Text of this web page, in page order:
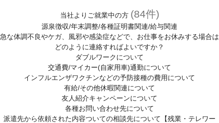
人材派遣のメリット
当社よりご就業中の方 (84件)
源泉徴収/年末調整/各種証明書関連/給与関連
急な体調不良やケガ、風邪や感染症などで、お仕事をお休みする場合は
どのように連絡すればよいですか？
ダブルワークについて
交通費/マイカー(自家用車)通勤について
インフルエンザワクチンなどの予防接種の費用について
有給/その他休暇関連について
友人紹介キャンペーンについて
各種お問い合わせ先について
派遣先から依頼された内容ついての相談先について【残業・テレワー